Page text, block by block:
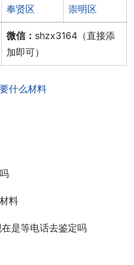
奉贤区 崇明区
微信： shzx3164（直接添
加即可）
什么材料
料
是等电话去鉴定吗